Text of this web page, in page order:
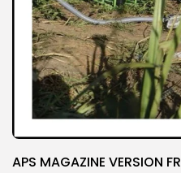
APS MAGAZINE VERSION FR